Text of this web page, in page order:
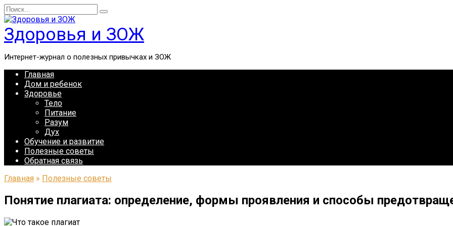
Перейти
к
содержанию
Search
for:
Здоровья и ЗОЖ
Интернет-журнал о полезных привычках и ЗОЖ
Главная
Дом и ребенок
Здоровье
Тело
Питание
Разум
Дух
Обучение и развитие
Полезные советы
Обратная связь
Главная » Полезные советы
Понятие плагиата: определение, формы проявления и способы